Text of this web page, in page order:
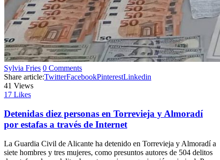
Sylvia Fries 0 Comments
Share article:TwitterFacebookPinterestLinkedin
41 Views
17 Likes
Detenidas diez personas en Torrevieja y Almoradí
por estafas a través de Internet
La Guardia Civil de Alicante ha detenido en Torrevieja y Almoradí a
siete hombres y tres mujeres, como presuntos autores de 504 delitos